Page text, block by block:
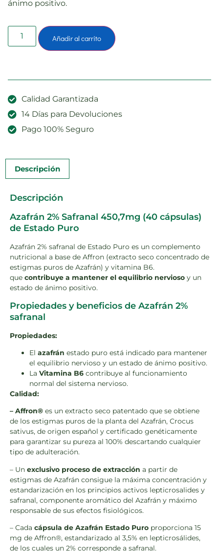
ánimo positivo.
Añadir al carrito
Calidad Garantizada
14 Días para Devoluciones
Pago 100% Seguro
Descripción
Descripción
Azafrán 2% Safranal 450,7mg (40 cápsulas)
de Estado Puro
Azafrán 2% safranal de Estado Puro es un complemento
nutricional a base de Affron (extracto seco concentrado de
estigmas puros de Azafrán) y vitamina B6.
que contribuye a mantener el equilibrio nervioso y un
estado de ánimo positivo.
Propiedades y beneficios de Azafrán 2%
safranal
Propiedades:
El azafrán estado puro está indicado para mantener
el equilibrio nervioso y un estado de ánimo positivo.
La Vitamina B6 contribuye al funcionamiento
normal del sistema nervioso.
Calidad:
– Affron® es un extracto seco patentado que se obtiene
de los estigmas puros de la planta del Azafrán, Crocus
sativus, de origen español y certificado genéticamente
para garantizar su pureza al 100% descartando cualquier
tipo de adulteración.
– Un exclusivo proceso de extracción a partir de
estigmas de Azafrán consigue la máxima concentración y
estandarización en los principios activos lepticrosalides y
safranal, componente aromático del Azafrán y máximo
responsable de sus efectos fisiológicos.
– Cada cápsula de Azafrán Estado Puro proporciona 15
mg de Affron®, estandarizado al 3,5% en lepticrosálides,
de los cuales un 2% corresponde a safranal.